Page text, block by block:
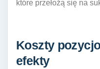
które przełożą się na
Koszty
efekty